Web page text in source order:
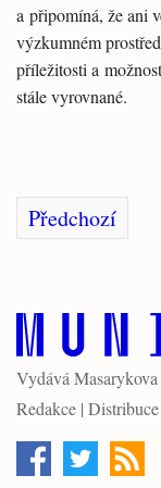
a připomíná, že ani
výzkumném
příležitosti a
stále vyrovnané.
Předchozí
Vydává
Redakce | Distribuce